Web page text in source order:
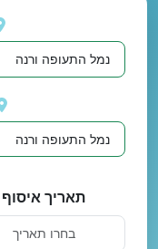
שוב
תאריך איסוף